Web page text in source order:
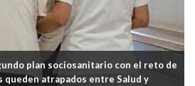
plan sociosanitario con el reto de
atrapados entre Salud y